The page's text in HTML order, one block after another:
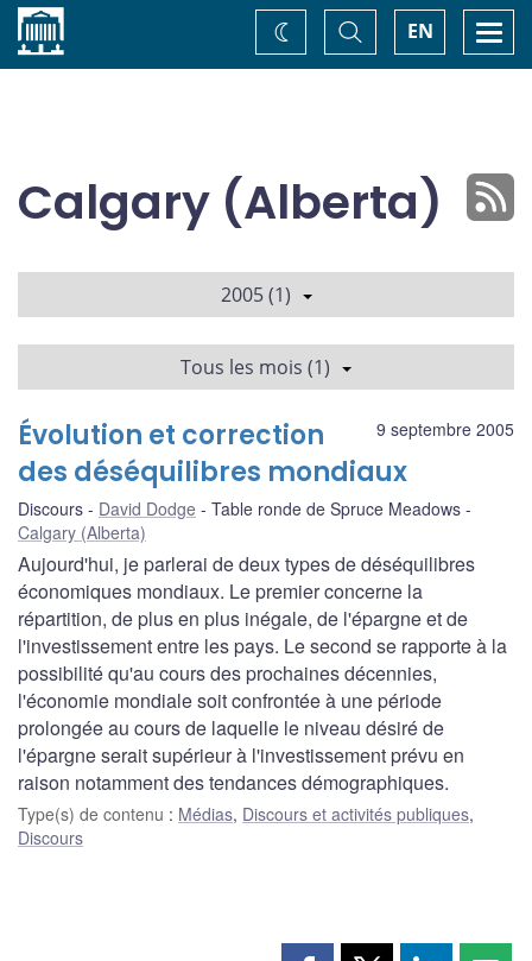
Accueil EN
Basculer
la
recherche
Changez
de
Calgary (Alberta)
2005 (1)
Tous les mois (1)
9 septembre 2005
Évolution et correction
des déséquilibres mondiaux
Discours David Dodge
Table ronde de Spruce Meadows
Calgary (Alberta)
Aujourd'hui, je parlerai de deux types de déséquilibres
économiques mondiaux. Le premier concerne la
répartition, de plus en plus inégale, de l'épargne et de
l'investissement entre les pays. Le second se rapporte à la
possibilité qu'au cours des prochaines décennies,
l'économie mondiale soit confrontée à une période
prolongée au cours de laquelle le niveau désiré de
l'épargne serait supérieur à l'investissement prévu en
raison notamment des tendances démographiques.
Type(s) de contenu : Médias, Discours et activités publiques,
Discours